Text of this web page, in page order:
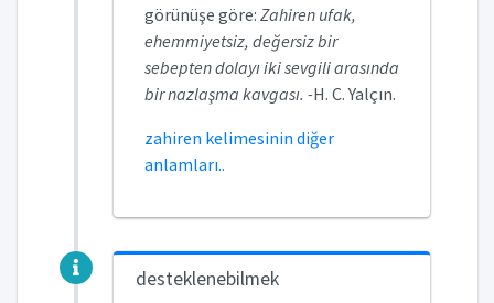
görünüşe göre: Zahiren ufak,
ehemmiyetsiz, değersiz bir
sebepten dolayı iki sevgili arasında
bir nazlaşma kavgası. -H. C. Yalçın.
zahiren kelimesinin diğer
anlamları..
desteklenebilmek